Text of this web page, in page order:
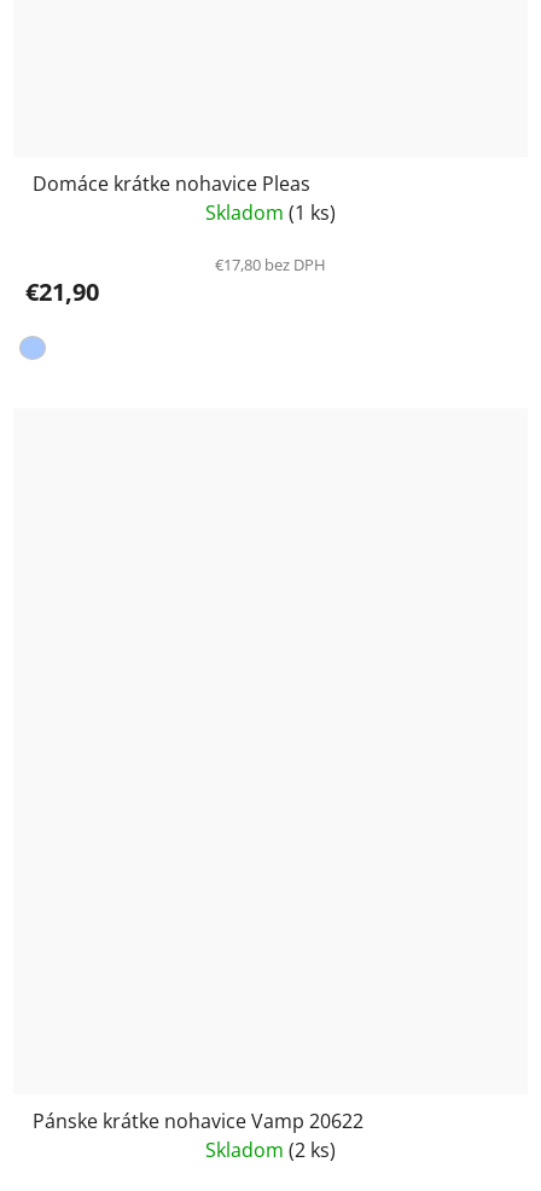
Domáce krátke nohavice Pleas
Skladom (1 ks)
€17,80 bez DPH
€21,90
Pánske krátke nohavice Vamp 20622
Skladom (2 ks)